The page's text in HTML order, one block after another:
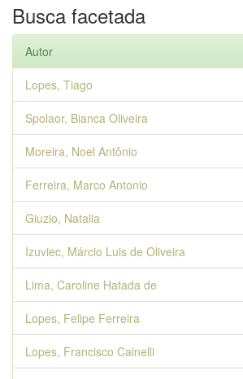
Busca facetada
Autor
Lopes, Tiago
Spolaor, Bianca Oliveira
Moreira, Noel Antônio
Ferreira, Marco Antonio
Giuzio, Natalia
Izuviec, Márcio Luis de Oliveira
Lima, Caroline Hatada de
Lopes, Felipe Ferreira
Lopes, Francisco Cainelli